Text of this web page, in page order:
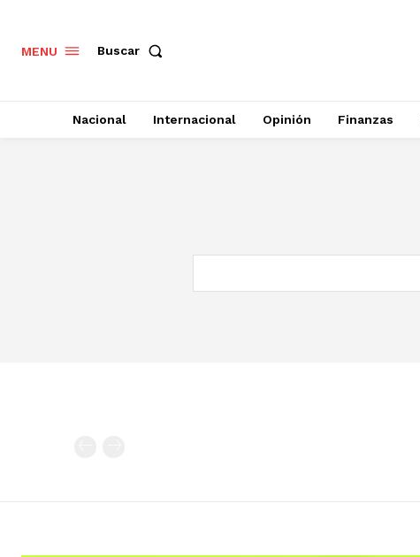
MENU Buscar
Nacional Internacional Opinión Finanzas